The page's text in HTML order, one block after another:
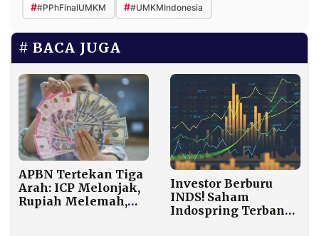
##PPhFinalUMKM ##UMKMIndonesia
BACA JUGA
APBN Tertekan Tiga
Arah: ICP Melonjak,
Rupiah Melemah,
Investor Berburu
INDS! Saham
Indospring Terbang